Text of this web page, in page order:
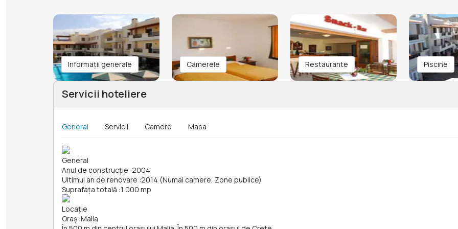
Informații generale Camerele Restaurante Piscine
Servicii hoteliere
General Servicii Camere Masa
General
Anul de construcție :2004
Ultimul an de renovare :2014 (Numai camere, Zone publice)
Suprafața totală :1 000 mp
Locație
Oraș :Malia